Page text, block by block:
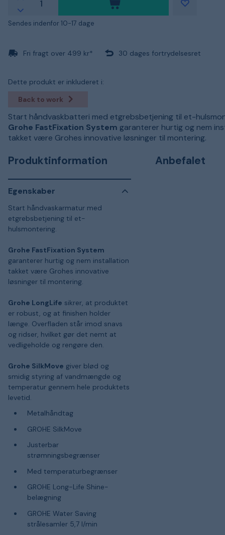
Sendes indenfor 10-17 dage
Fri fragt over 499 kr* 30 dages fortrydelsesret
Dette produkt er inkluderet i:
Back to work
Start håndvaskbatteri med etgrebsbetjening til et-
Grohe FastFixation System garanterer hurtig og nem
takket være Grohes innovative løsninger til montering.
Produktinformation
Egenskaber
Start håndvaskarmatur med
etgrebsbetjening til et-
hulsmontering.
Grohe FastFixation System
garanterer hurtig og nem installation
takket være Grohes innovative
løsninger til montering.
Grohe LongLife sikrer, at produktet
er robust, og at finishen holder
længe. Overfladen står imod snavs
og ridser, hvilket gør det nemt at
vedligeholde og rengøre den.
Grohe SilkMove giver blød og
smidig styring af vandmængde og
temperatur gennem hele produktets
levetid.
Metalhåndtag
GROHE SilkMove
Justerbar
strømningsbegrænser
Med temperaturbegrænser
GROHE Long-Life Shine-
belægning
GROHE Water Saving
strålesamler 5,7 l/min
Anbefalet